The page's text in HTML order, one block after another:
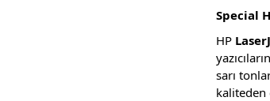
Special
HP
sarı
kaliteden